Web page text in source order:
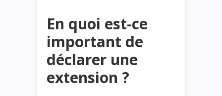
En quoi est-ce
important de
déclarer une
extension ?